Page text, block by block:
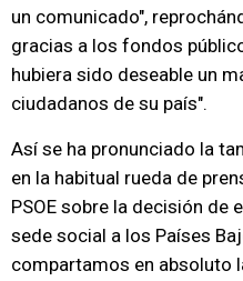
un comunicado",
gracias a los fondos
hubiera sido deseable un
ciudadanos de su país".
Así se ha pronunciado la
en la habitual rueda de
PSOE sobre la decisión de
sede social a los Países
compartamos en absoluto